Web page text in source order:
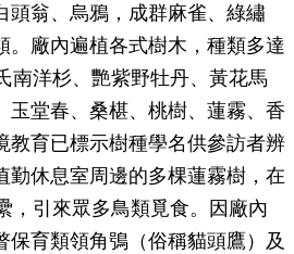
頭翁、烏鴉，成群麻雀、綠繡
。廠內遍植各式樹木，種類多達
南洋杉、艷紫野牡丹、黃花馬
玉堂春、桑椹、桃樹、蓮霧、香
教育已標示樹種學名供參訪者辨
勤休息室周邊的多棵蓮霧樹，在
，引來眾多鳥類覓食。因廠內
保育類領角鴞（俗稱貓頭鷹）及